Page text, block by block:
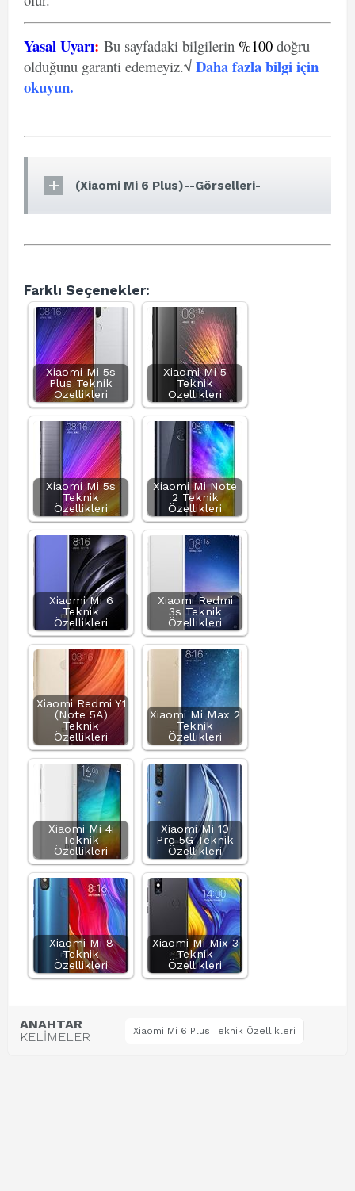
Yasal Uyarı: Bu sayfadaki bilgilerin %100 doğru
olduğunu garanti edemeyiz.√ Daha fazla bilgi için
okuyun.
(Xiaomi Mi 6 Plus)--Görselleri-
Farklı Seçenekler:
Xiaomi Mi 5s
Plus Teknik
Özellikleri
Xiaomi Mi 5
Teknik
Özellikleri
Xiaomi Mi 5s
Teknik
Özellikleri
Xiaomi Mi Note
2 Teknik
Özellikleri
Xiaomi Mi 6
Teknik
Özellikleri
Xiaomi Redmi
3s Teknik
Özellikleri
Xiaomi Redmi Y1
(Note 5A)
Teknik
Özellikleri
Xiaomi Mi Max 2
Teknik
Özellikleri
Xiaomi Mi 4i
Teknik
Özellikleri
Xiaomi Mi 10
Pro 5G Teknik
Özellikleri
Xiaomi Mi 8
Teknik
Özellikleri
Xiaomi Mi Mix 3
Teknik
Özellikleri
ANAHTAR
KELİMELER
Xiaomi Mi 6 Plus Teknik Özellikleri